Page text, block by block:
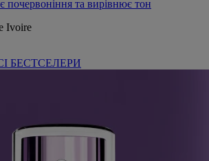
почервоніння та вирівнює тон
Ivoire
БЕСТСЕЛЕРИ